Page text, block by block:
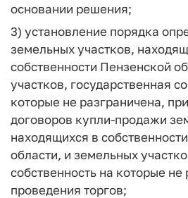
основании решения;
3) установление порядка
земельных участков,
собственности Пензенской
участков, государственная
которые не разграничена,
договоров купли-продажи
находящихся в
области, и земельных
собственность на которые не
проведения торгов;